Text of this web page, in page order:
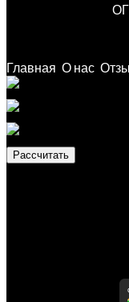
Главная О нас
Рассчитать